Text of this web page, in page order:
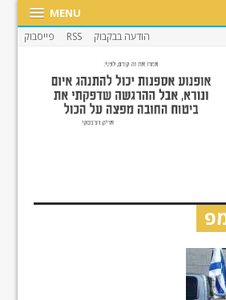
MENU
הודעה בבקבוק RSS פייסבוק